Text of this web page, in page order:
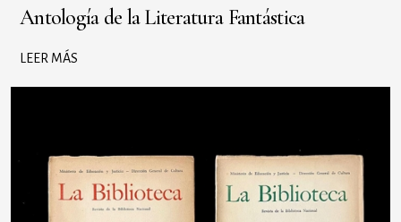
Antología de la Literatura Fantástica
LEER MÁS